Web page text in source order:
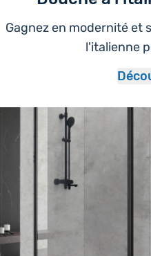
Gagnez en modernité et
l'italienne